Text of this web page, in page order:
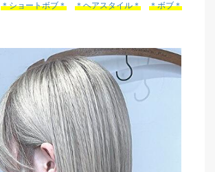
＊ショートボブ＊ ＊ヘアスタイル＊ ＊ボブ＊